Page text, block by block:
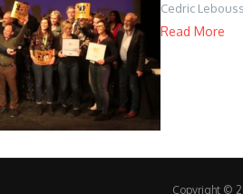
Cedric
Read More
Copyright ©